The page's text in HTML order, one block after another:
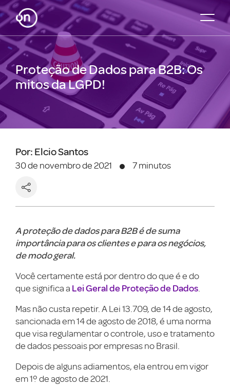
Proteção de Dados para B2B: Os
mitos da LGPD!
Por: Elcio Santos
30 de novembro de 2021 7 minutos
A proteção de dados para B2B é de suma
importância para os clientes e para os negócios,
de modo geral.
Você certamente está por dentro do que é e do
que significa a Lei Geral de Proteção de Dados.
Mas não custa repetir. A Lei 13.709, de 14 de agosto,
sancionada em 14 de agosto de 2018, é uma norma
que visa regulamentar o controle, uso e tratamento
de dados pessoais por empresas no Brasil.
Depois de alguns adiamentos, ela entrou em vigor
em 1º de agosto de 2021.